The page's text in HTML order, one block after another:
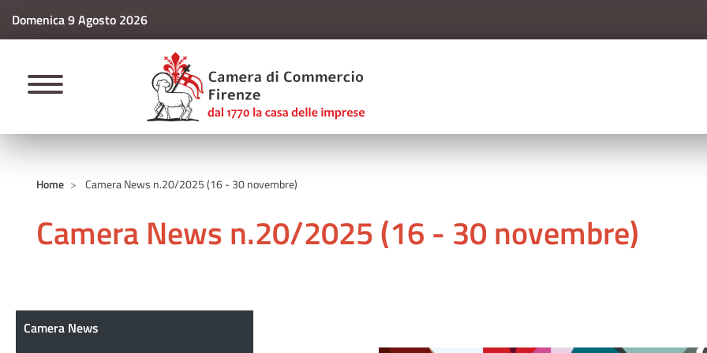
Domenica 9 Agosto 2026
CAMERE DI COMMERCIO D'ITALIA
Home Camera News n.20/2025 (16 - 30 novembre)
Camera News n.20/2025 (16 - 30 novembre)
Camera News
Camera News